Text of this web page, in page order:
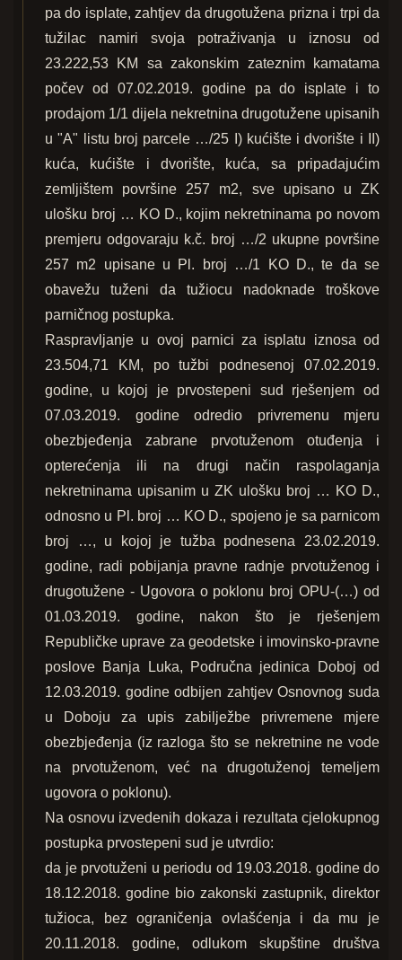
pa do isplate, zahtjev da drugotužena prizna i trpi da
tužilac namiri svoja potraživanja u iznosu od
23.222,53 KM sa zakonskim zateznim kamatama
počev od 07.02.2019. godine pa do isplate i to
prodajom 1/1 dijela nekretnina drugotužene upisanih
u "A" listu broj parcele …/25 I) kućište i dvorište i II)
kuća, kućište i dvorište, kuća, sa pripadajućim
zemljištem površine 257 m2, sve upisano u ZK
ulošku broj … KO D., kojim nekretninama po novom
premjeru odgovaraju k.č. broj …/2 ukupne površine
257 m2 upisane u Pl. broj …/1 KO D., te da se
obavežu tuženi da tužiocu nadoknade troškove
parničnog postupka.
Raspravljanje u ovoj parnici za isplatu iznosa od
23.504,71 KM, po tužbi podnesenoj 07.02.2019.
godine, u kojoj je prvostepeni sud rješenjem od
07.03.2019. godine odredio privremenu mjeru
obezbjeđenja zabrane prvotuženom otuđenja i
opterećenja ili na drugi način raspolaganja
nekretninama upisanim u ZK ulošku broj … KO D.,
odnosno u Pl. broj … KO D., spojeno je sa parnicom
broj …, u kojoj je tužba podnesena 23.02.2019.
godine, radi pobijanja pravne radnje prvotuženog i
drugotužene - Ugovora o poklonu broj OPU-(…) od
01.03.2019. godine, nakon što je rješenjem
Republičke uprave za geodetske i imovinsko-pravne
poslove Banja Luka, Područna jedinica Doboj od
12.03.2019. godine odbijen zahtjev Osnovnog suda
u Doboju za upis zabilježbe privremene mjere
obezbjeđenja (iz razloga što se nekretnine ne vode
na prvotuženom, već na drugotuženoj temeljem
ugovora o poklonu).
Na osnovu izvedenih dokaza i rezultata cjelokupnog
postupka prvostepeni sud je utvrdio:
da je prvotuženi u periodu od 19.03.2018. godine do
18.12.2018. godine bio zakonski zastupnik, direktor
tužioca, bez ograničenja ovlašćenja i da mu je
20.11.2018. godine, odlukom skupštine društva